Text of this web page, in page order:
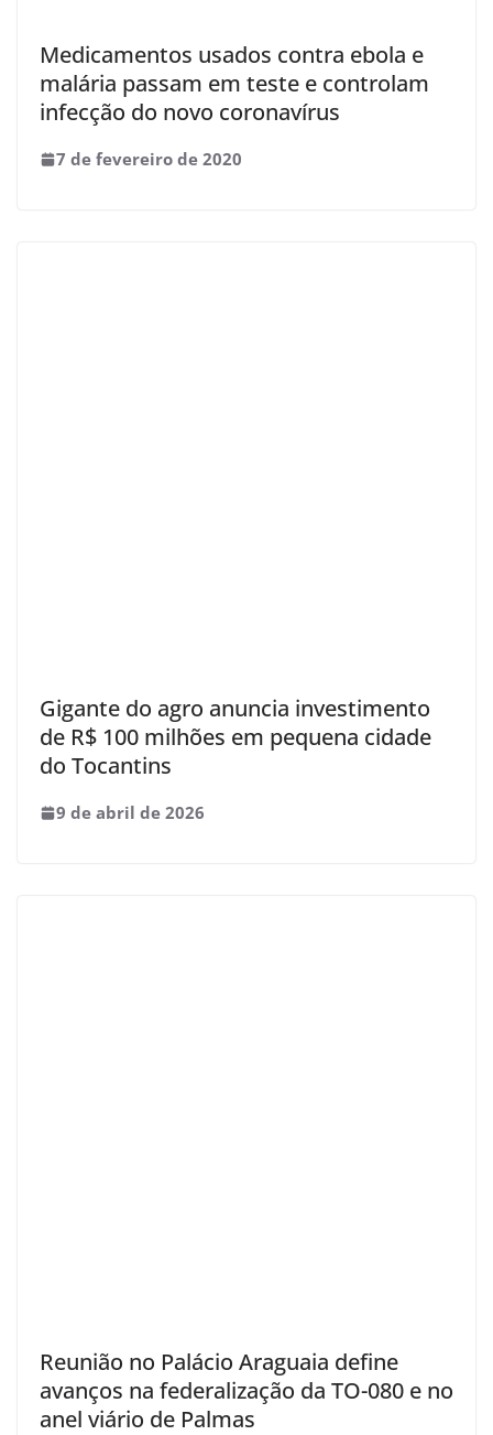
Medicamentos usados contra ebola e
malária passam em teste e controlam
infecção do novo coronavírus
7 de fevereiro de 2020
Gigante do agro anuncia investimento
de R$ 100 milhões em pequena cidade
do Tocantins
9 de abril de 2026
Reunião no Palácio Araguaia define
avanços na federalização da TO-080 e no
anel viário de Palmas